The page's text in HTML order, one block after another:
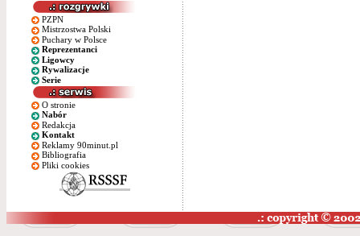
PZPN
Mistrzostwa Polski
Puchary w Polsce
Reprezentanci
Ligowcy
Rywalizacje
Serie
O stronie
Nabór
Redakcja
Kontakt
Reklamy 90minut.pl
Bibliografia
Pliki cookies